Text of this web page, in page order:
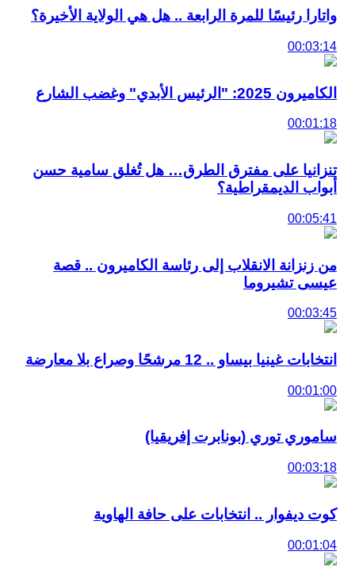
واتارا رئيسًا للمرة الرابعة .. هل هي الولاية الأخيرة؟
00:03:14
الكاميرون 2025: "الرئيس الأبدي" وغضب الشارع
00:01:18
تنزانيا على مفترق الطرق… هل تُغلق سامية حسن
أبواب الديمقراطية؟
00:05:41
من زنزانة الانقلاب إلى رئاسة الكاميرون .. قصة
عيسى تشيروما
00:03:45
انتخابات غينيا بيساو .. 12 مرشحًا وصراع بلا معارضة
00:01:00
ساموري توري (بونابرت إفريقيا)
00:03:18
كوت ديفوار .. انتخابات على حافة الهاوية
00:01:04